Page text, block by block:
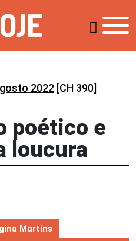
2022 [CH 390]
poético e
loucura
Martins